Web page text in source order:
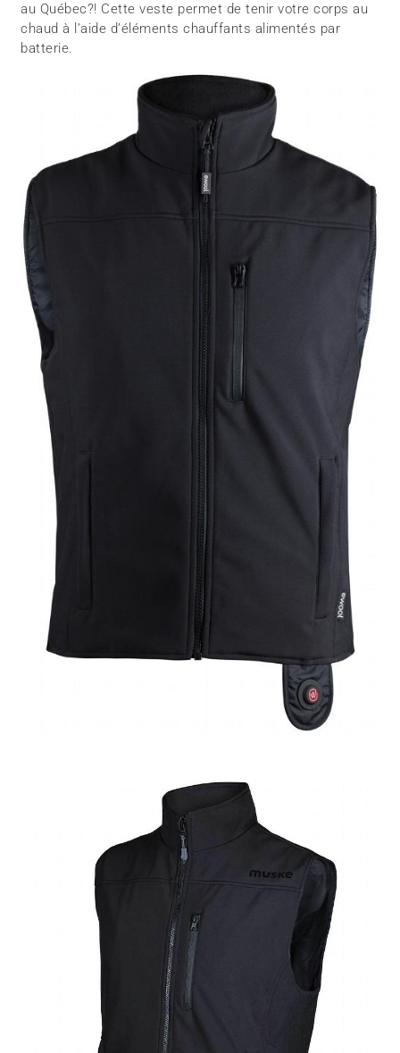
au Québec?! Cette veste permet de tenir votre corps au
chaud à l’aide d’éléments chauffants alimentés par
batterie.